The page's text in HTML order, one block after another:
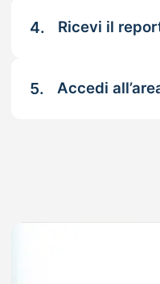
4. Ricevi il
5. Accedi